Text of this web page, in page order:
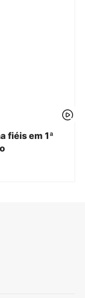
fiéis em 1ª